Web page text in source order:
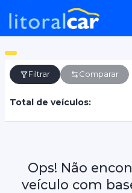
Filtrar Comparar
Total de veículos:
Ops! Não
veículo com